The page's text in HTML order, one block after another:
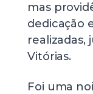
mas
dedicação
realizadas,
Vitórias.
Foi uma